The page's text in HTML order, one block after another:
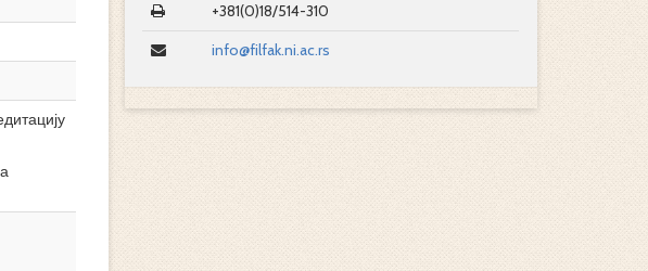
+381(0)18/514-310
info@filfak.ni.ac.rs